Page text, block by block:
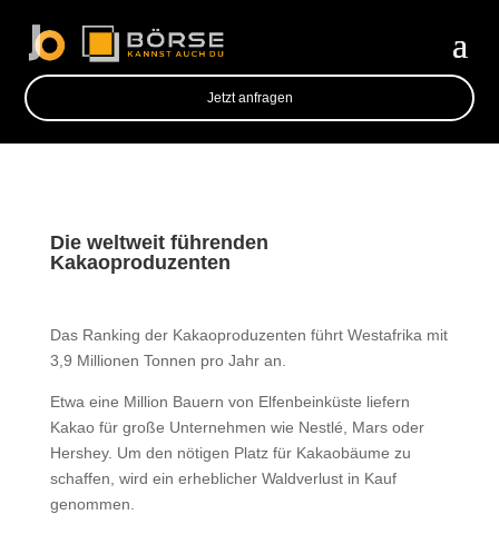
Jetzt anfragen
Die weltweit führenden
Kakaoproduzenten
Das Ranking der Kakaoproduzenten führt Westafrika mit
3,9 Millionen Tonnen pro Jahr an.
Etwa eine Million Bauern von Elfenbeinküste liefern
Kakao für große Unternehmen wie Nestlé, Mars oder
Hershey. Um den nötigen Platz für Kakaobäume zu
schaffen, wird ein erheblicher Waldverlust in Kauf
genommen.